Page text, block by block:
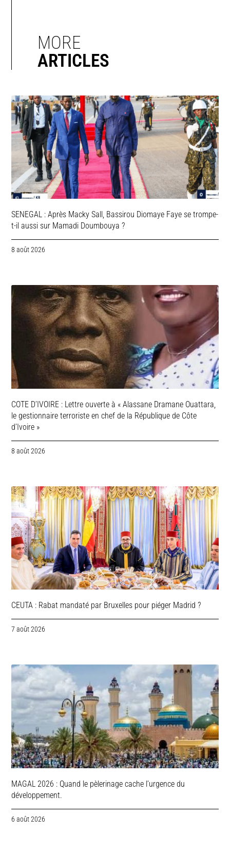
MORE
ARTICLES
SENEGAL : Après Macky Sall, Bassirou Diomaye Faye se trompe-
t-il aussi sur Mamadi Doumbouya ?
8 août 2026
COTE D’IVOIRE : Lettre ouverte à « Alassane Dramane Ouattara,
le gestionnaire terroriste en chef de la République de Côte
d’Ivoire »
8 août 2026
CEUTA : Rabat mandaté par Bruxelles pour piéger Madrid ?
7 août 2026
MAGAL 2026 : Quand le pèlerinage cache l’urgence du
développement.
6 août 2026